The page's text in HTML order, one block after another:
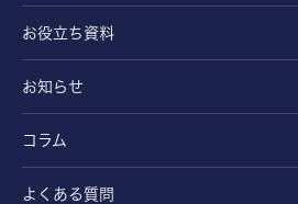
お役立ち資料
お知らせ
コラム
よくある質問